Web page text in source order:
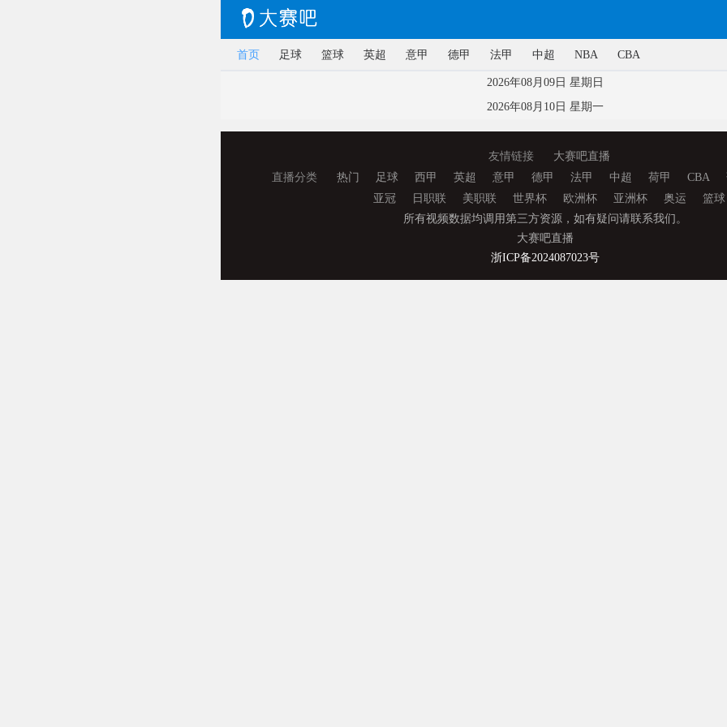
首页 足球 篮球 英超 意甲 德甲 法甲 中超 NBA CBA
2026年08月09日 星期日
2026年08月10日 星期一
友情链接
大赛吧直播
直播分类
热门 足球 西甲 英超 意甲 德甲 法甲 中超 荷甲 CBA
亚冠
日职联 美职联 世界杯 欧洲杯 亚洲杯 奥运
篮球
所有视频数据均调用第三方资源，如有疑问请联系我们。
大赛吧直播
浙ICP备2024087023号